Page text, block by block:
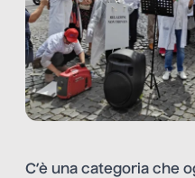
C’è una categoria che